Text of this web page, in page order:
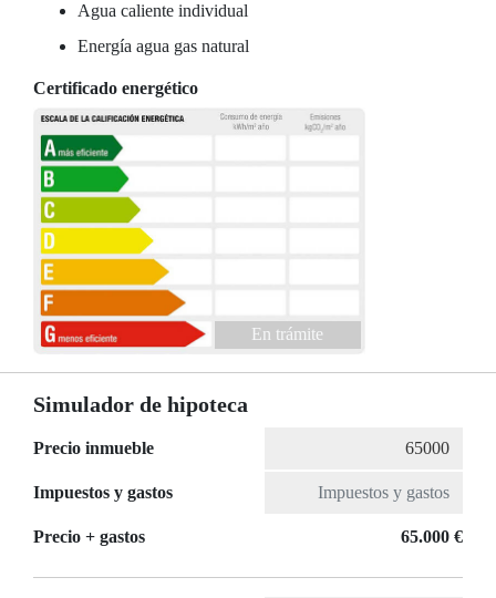
Agua caliente individual
Energía agua gas natural
Certificado energético
En trámite
Simulador de hipoteca
Precio inmueble
Impuestos y gastos
Precio + gastos 65.000 €